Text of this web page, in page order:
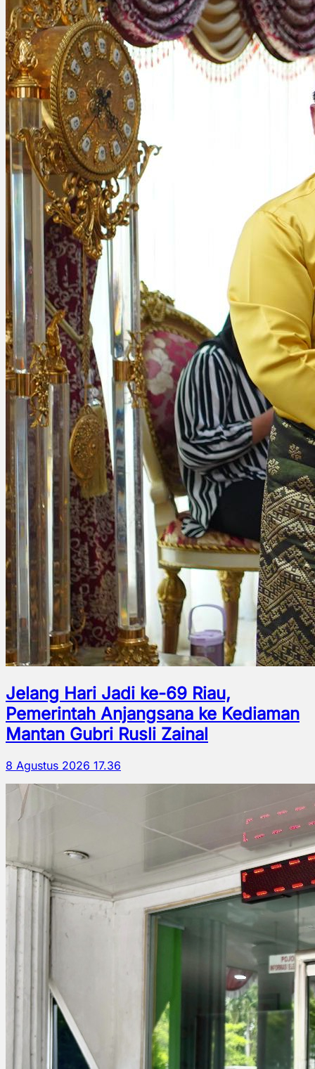
Jelang Hari Jadi ke-69 Riau,
Pemerintah Anjangsana ke Kediaman
Mantan Gubri Rusli Zainal
8 Agustus 2026 17.36